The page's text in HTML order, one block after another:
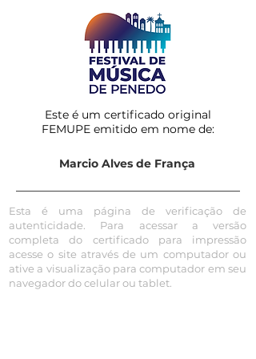
Este é um certificado original
FEMUPE emitido em nome de:
Marcio Alves de França
Esta é uma página de verificação de
autenticidade. Para acessar a versão
completa do certificado para impressão
acesse o site através de um computador ou
ative a visualização para computador em seu
navegador do celular ou tablet.